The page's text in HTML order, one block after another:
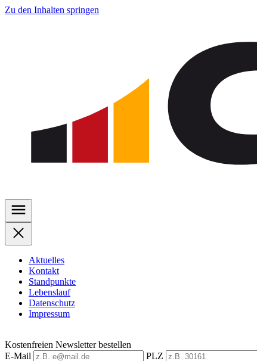
Zu den Inhalten springen
Aktuelles
Kontakt
Standpunkte
Lebenslauf
Datenschutz
Impressum
Kostenfreien Newsletter bestellen
E-Mail
PLZ